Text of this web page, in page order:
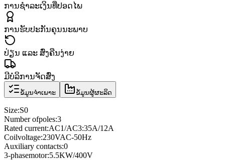
ການຊຳລະເງິນທີ່ປອດໄພ
ການຮັບປະກັນຄຸນນະພາບ
ປ່ຽນ ແລະ ສົ່ງຄືນງ່າຍ
ມີບໍລິການຈັດສົ່ງ
ຂໍ້ມູນຈຳເພາະ ຂໍ້ມູນຜູ້ຜະລິດ
Size:S0
Number ofpoles:3
Rated current:AC1/AC3:35A/12A
Coilvoltage:230VAC-50Hz
Auxiliary contacts:0
3-phasemotor:5.5KW/400V